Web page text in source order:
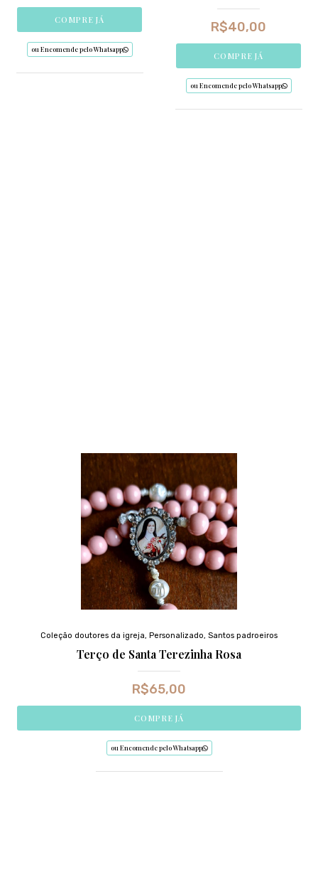
COMPRE JÁ
ou Encomende pelo Whatsapp
R$40,00
COMPRE JÁ
ou Encomende pelo Whatsapp
Coleção doutores da igreja, Personalizado, Santos padroeiros
Terço de Santa Terezinha Rosa
R$65,00
COMPRE JÁ
ou Encomende pelo Whatsapp